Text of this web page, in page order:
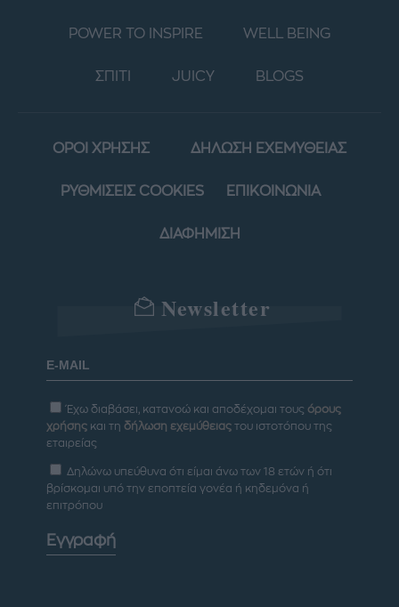
POWER TO INSPIRE WELL BEING
ΣΠΙΤΙ JUICY BLOGS
ΟΡΟΙ ΧΡΗΣΗΣ ΔΗΛΩΣΗ ΕΧΕΜΥΘΕΙΑΣ
ΡΥΘΜΙΣΕΙΣ COOKIES ΕΠΙΚΟΙΝΩΝΙΑ
ΔΙΑΦΗΜΙΣΗ
Newsletter
Έχω διαβάσει, κατανοώ και αποδέχομαι τους όρους
χρήσης και τη δήλωση εχεμύθειας του ιστοτόπου της
εταιρείας
Δηλώνω υπεύθυνα ότι είμαι άνω των 18 ετών ή ότι
βρίσκομαι υπό την εποπτεία γονέα ή κηδεμόνα ή
επιτρόπου
Εγγραφή